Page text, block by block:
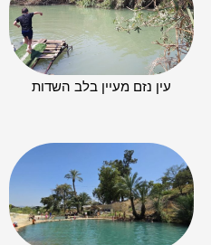
עין נזם מעיין בלב השדות